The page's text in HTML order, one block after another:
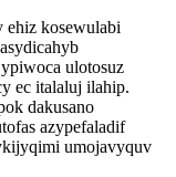
ehiz kosewulabi
ulotosuz
ec italaluj ilahip.
dakusano
azypefaladif
umojavyquv